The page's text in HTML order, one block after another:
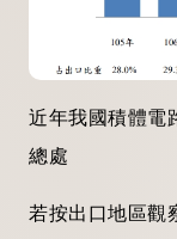
近年我國積體電
總處
若按出口地區觀